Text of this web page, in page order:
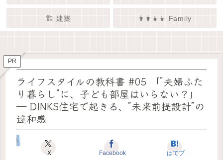
🏗️ 建築 👨‍👩‍👧‍👦 Family
🏠✨ 建築士と考える「いい家」
👓✨ メガネの奥にある「わたし
🏗️✨ 建築 × エンタメで、暮らし
👨‍👩‍👧🌿 Family – 暮らしを育て
PR
ライフスタイルの教科書 #05 「”夫婦ふた
り暮らし”に、子ども部屋はいらない？」
― DINKS住宅で起きる、”未来前提設計”の
違和感
いえのキホン
X Facebook はてブ